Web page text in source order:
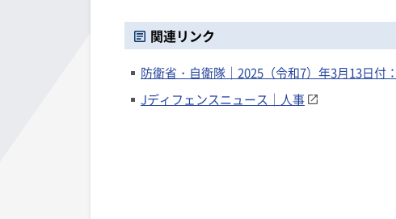
関連リンク
防衛省・自衛隊｜2025（令和7）年3月13日付
Jディフェンスニュース｜人事